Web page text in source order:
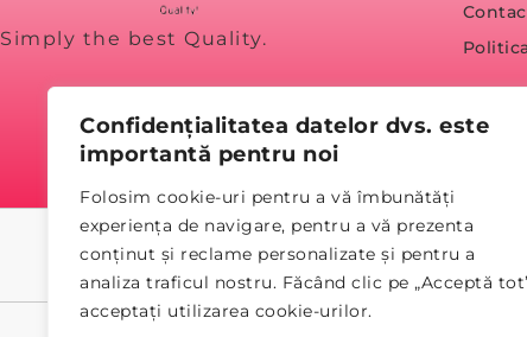
Confidențialitatea datelor dvs. este
importantă pentru noi
Folosim cookie-uri pentru a vă îmbunătăți
experiența de navigare, pentru a vă prezenta
conținut și reclame personalizate și pentru a
analiza traficul nostru. Făcând clic pe „Acceptă
acceptați utilizarea cookie-urilor.
Simply the best Quality.